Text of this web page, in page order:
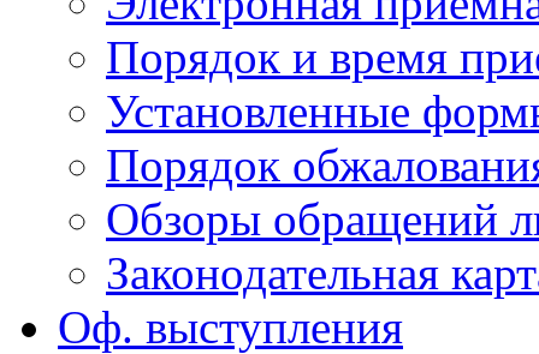
Порядок и время
Установленные
Порядок
Обзоры обращений
Законодательная
Оф. выступления